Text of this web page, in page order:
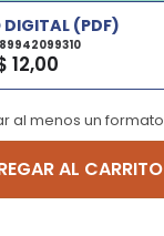
DIGITAL (PDF)
12,00
al menos un formato
AL CARRITO